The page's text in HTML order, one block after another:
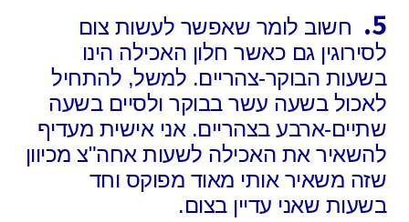
5.
חשוב לומר שאפשר לעשות צום
לסירוגין גם כאשר חלון האכילה הינו
בשעות הבוקר-צהריים. למשל, להתחיל
לאכול בשעה עשר בבוקר ולסיים בשעה
שתיים-ארבע בצהריים. אני אישית מעדיף
להשאיר את האכילה לשעות אחה"צ מכיוון
שזה משאיר אותי מאוד מפוקס וחד
בשעות שאני עדיין בצום.